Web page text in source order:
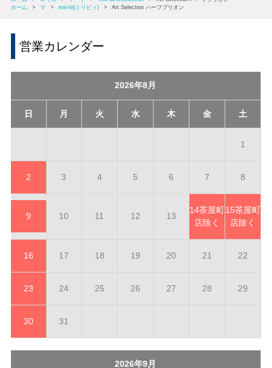
ホーム
> マ > miri-bi(ミリビィ) > Art Selection ハーフブリオン
営業カレンダー
2026年8月
日 月 火 水 木 金 土
1
2 3 4 5 6 7 8
9 10 11 12 13
14茶屋町
店除く
15茶屋町
店除く
16 17 18 19 20 21 22
23 24 25 26 27 28 29
30 31
2026年9月